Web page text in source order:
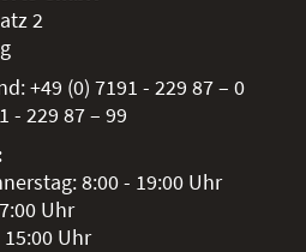
2
+49 (0) 7191 - 229 87 – 0
- 229 87 – 99
8:00 - 19:00 Uhr
Uhr
Uhr